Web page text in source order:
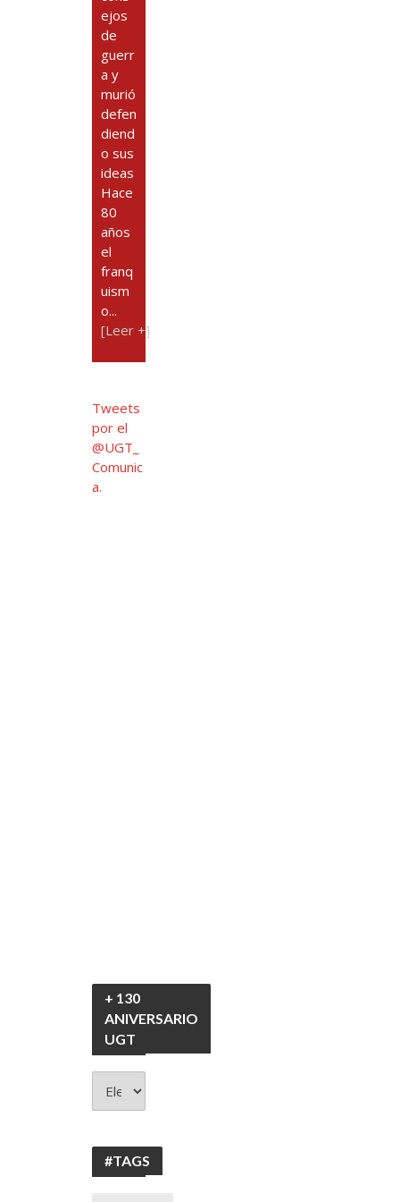
ejos
de
guerr
a y
murió
defen
diend
o sus
ideas
Hace
80
años
el
franq
uism
o...
[Leer +]
Tweets
por el
@UGT_
Comunic
a.
+ 130
ANIVERSARIO
UGT
130
#TAGS